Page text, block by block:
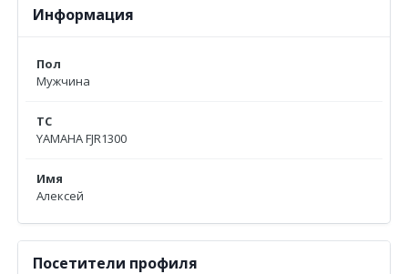
Информация
Пол
Мужчина
ТС
YAMAHA FJR1300
Имя
Алексей
Посетители профиля